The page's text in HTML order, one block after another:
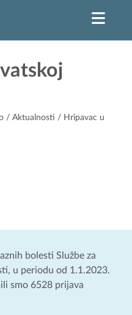
/ Aktualnosti / Hripavac u
bolesti Službe za
u periodu od 1.1.2023.
smo 6528 prijava